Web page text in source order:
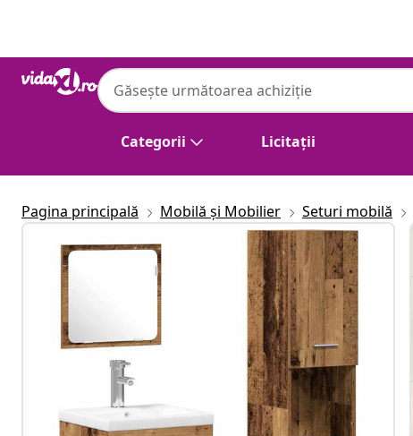
Categorii Licitații
Pagina principală Mobilă și Mobilier Seturi mobilă